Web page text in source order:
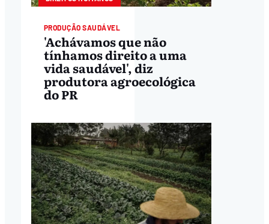
PRODUÇÃO SAUDÁVEL
'Achávamos que não
tínhamos direito a uma
vida saudável', diz
produtora agroecológica
do PR